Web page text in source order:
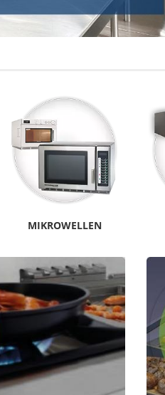
MIKROWELLEN